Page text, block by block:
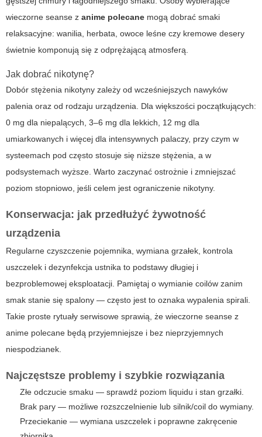
wieczorne seanse z anime polecane mogą dobrać smaki
relaksacyjne: wanilia, herbata, owoce leśne czy kremowe desery
świetnie komponują się z odprężającą atmosferą.
Jak dobrać nikotynę?
Dobór stężenia nikotyny zależy od wcześniejszych nawyków
palenia oraz od rodzaju urządzenia. Dla większości początkujących:
0 mg dla niepalących, 3–6 mg dla lekkich, 12 mg dla
umiarkowanych i więcej dla intensywnych palaczy, przy czym w
systeemach pod często stosuje się niższe stężenia, a w
podsystemach wyższe. Warto zaczynać ostrożnie i zmniejszać
poziom stopniowo, jeśli celem jest ograniczenie nikotyny.
Konserwacja: jak przedłużyć żywotność
urządzenia
Regularne czyszczenie pojemnika, wymiana grzałek, kontrola
uszczelek i dezynfekcja ustnika to podstawy długiej i
bezproblemowej eksploatacji. Pamiętaj o wymianie coilów zanim
smak stanie się spalony — często jest to oznaka wypalenia spirali.
Takie proste rytuały serwisowe sprawią, że wieczorne seanse z
anime polecane będą przyjemniejsze i bez nieprzyjemnych
niespodzianek.
Najczęstsze problemy i szybkie rozwiązania
Złe odczucie smaku — sprawdź poziom liquidu i stan grzałki.
Brak pary — możliwe rozszczelnienie lub silnik/coil do wymiany.
Przeciekanie — wymiana uszczelek i poprawne zakręcenie